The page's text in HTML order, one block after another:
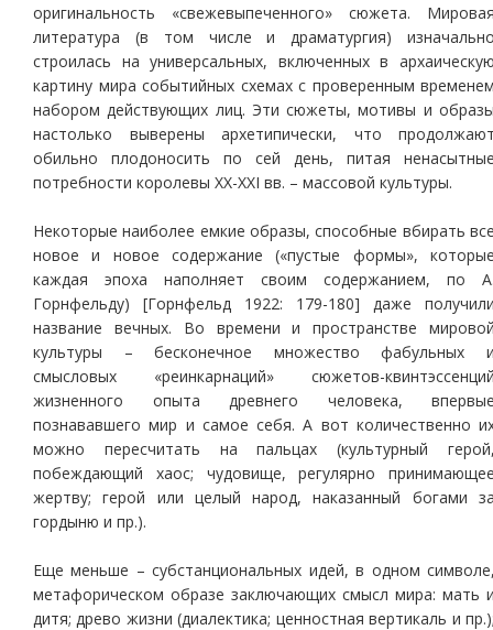
оригинальность «свежевыпеченного» сюжета.
литература (в том числе и драматургия)
строилась на универсальных, включенных в
картину мира событийных схемах с проверенным
набором действующих лиц. Эти сюжеты, мотивы и
настолько выверены архетипически, что
обильно плодоносить по сей день, питая
потребности королевы ХХ-ХХI вв. – массовой культуры.
Некоторые наиболее емкие образы, способные вбирать
новое и новое содержание («пустые формы»,
каждая эпоха наполняет своим содержанием, по
Горнфельду) [Горнфельд 1922: 179-180] даже
название вечных. Во времени и пространстве
культуры – бесконечное множество фабульных
смысловых «реинкарнаций» сюжетов-
жизненного опыта древнего человека,
познававшего мир и самое себя. А вот количественно
можно пересчитать на пальцах (культурный
побеждающий хаос; чудовище, регулярно
жертву; герой или целый народ, наказанный богами
гордыню и пр.).
Еще меньше – субстанциональных идей, в одном
метафорическом образе заключающих смысл мира: мать
дитя; древо жизни (диалектика; ценностная вертикаль и